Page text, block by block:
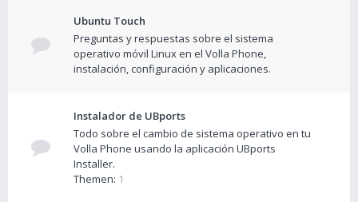
Ubuntu Touch
Preguntas y respuestas sobre el sistema
operativo móvil Linux en el Volla Phone,
instalación, configuración y aplicaciones.
Instalador de UBports
Todo sobre el cambio de sistema operativo en tu
Volla Phone usando la aplicación UBports
Installer.
Themen: 1